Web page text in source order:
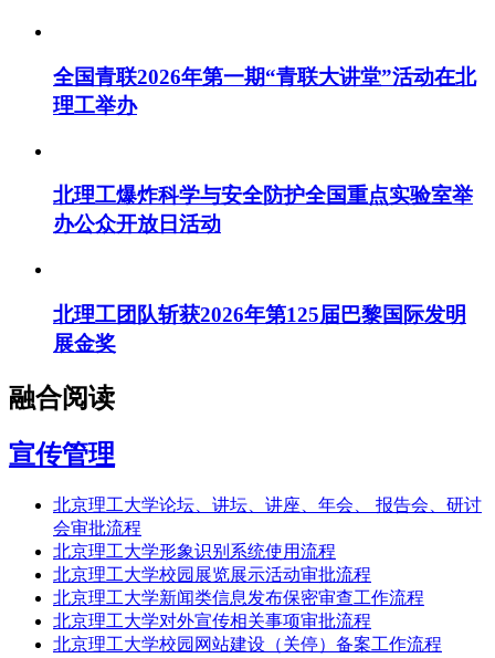
全国青联2026年第一期“青联大讲堂”活动在北
理工举办
北理工爆炸科学与安全防护全国重点实验室举
办公众开放日活动
北理工团队斩获2026年第125届巴黎国际发明
展金奖
融合阅读
宣传管理
北京理工大学论坛、讲坛、讲座、年会、 报告会、研讨
会审批流程
北京理工大学形象识别系统使用流程
北京理工大学校园展览展示活动审批流程
北京理工大学新闻类信息发布保密审查工作流程
北京理工大学对外宣传相关事项审批流程
北京理工大学校园网站建设（关停）备案工作流程